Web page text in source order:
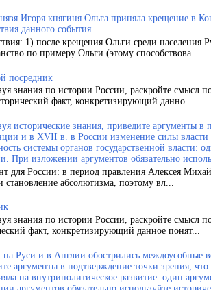
Игоря княгиня Ольга приняла крещение в
данного события.
1) после крещения Ольги среди населения
по примеру Ольги (этому способствова...
посредник
знания по истории России, раскройте смысл
факт, конкретизирующий данно...
исторические знания, приведите аргументы в
и в XVII в. в России изменение силы власти
системы органов государственной власти:
При изложении аргументов обязательно
для России: в период правления Алексея
становление абсолютизма, поэтому вл...
знания по истории России, раскройте смысл
факт, конкретизирующий данное понят...
Руси и в Англии обострились междоусобные
аргументы в подтверждение точки зрения,
на внутриполитическое развитие: один